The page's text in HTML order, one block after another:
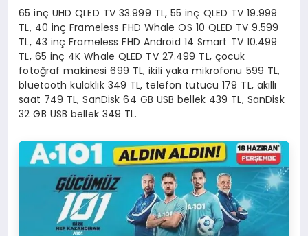
65 inç UHD QLED TV 33.999 TL, 55 inç QLED TV 19.999
TL, 40 inç Frameless FHD Whale OS 10 QLED TV 9.599
TL, 43 inç Frameless FHD Android 14 Smart TV 10.499
TL, 65 inç 4K Whale QLED TV 27.499 TL, çocuk
fotoğraf makinesi 699 TL, ikili yaka mikrofonu 599 TL,
bluetooth kulaklık 349 TL, telefon tutucu 179 TL, akıllı
saat 749 TL, SanDisk 64 GB USB bellek 439 TL, SanDisk
32 GB USB bellek 349 TL.